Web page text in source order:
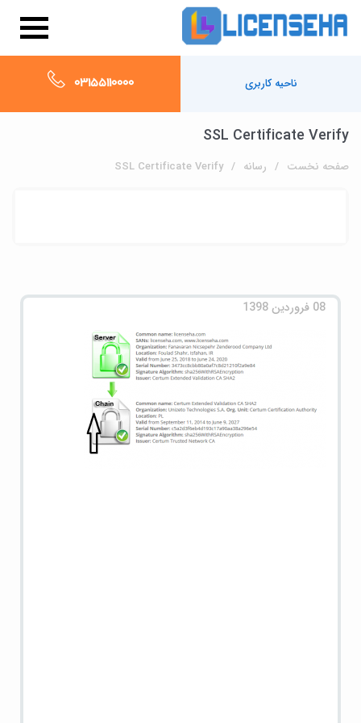
ناحیه کاربری 03155110000
SSL Certificate Verify
صفحه نخست رسانه SSL Certificate Verify
08 فروردین 1398